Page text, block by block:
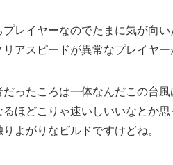
プレイヤーなのでたまに気が向
アスピードが異常なプレイヤー
だったころは一体なんだこの台
るほどこりゃ速いしいいなとか
よがりなビルドですけどね。